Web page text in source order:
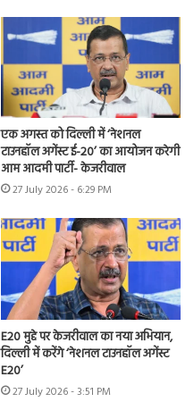
एक अगस्त को दिल्ली में ‘नेशनल
टाउनहॉल अगेंस्ट ई-20’ का आयोजन करेगी
आम आदमी पार्टी- केजरीवाल
27 July 2026 - 6:29 PM
E20 मुद्दे पर केजरीवाल का नया अभियान,
दिल्ली में करेंगे ‘नेशनल टाउनहॉल अगेंस्ट
E20’
27 July 2026 - 3:51 PM